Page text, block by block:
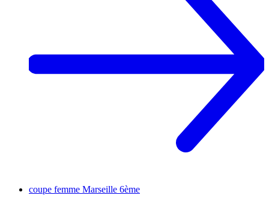
coupe femme Marseille 6ème